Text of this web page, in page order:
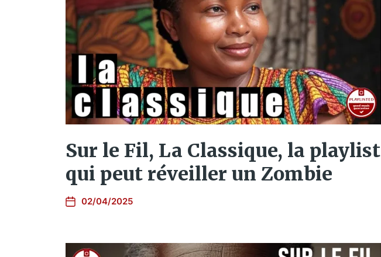
Sur le Fil, La Classique, la playlist
qui peut réveiller un Zombie
02/04/2025